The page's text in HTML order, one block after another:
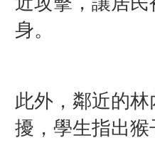
身。
此外，鄰近的
擾，學生指出猴